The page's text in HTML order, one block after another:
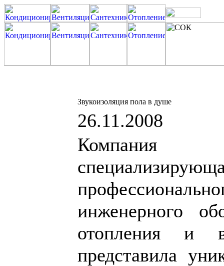
Звукоизоляция пола в душе
26.11.2008
инженерного
отопления и
представила